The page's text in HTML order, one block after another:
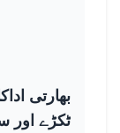
بھارتی
ٹکڑے اور